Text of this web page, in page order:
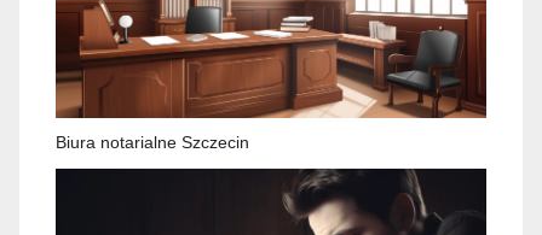
Biura notarialne Szczecin